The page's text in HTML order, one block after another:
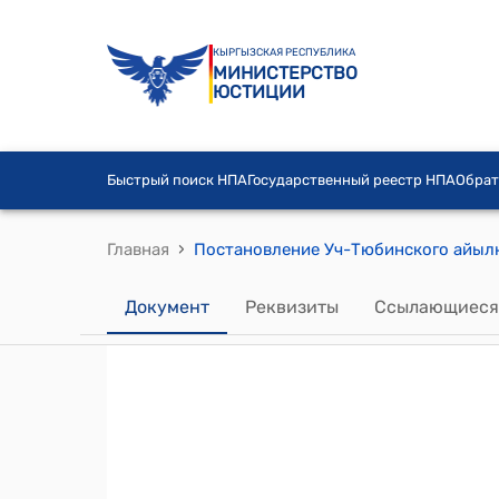
КЫРГЫЗСКАЯ РЕСПУБЛИКА
МИНИСТЕРСТВО
ЮСТИЦИИ
Быстрый поиск НПАГосударственный реестр НПА
Главная ›
Документ Реквизиты